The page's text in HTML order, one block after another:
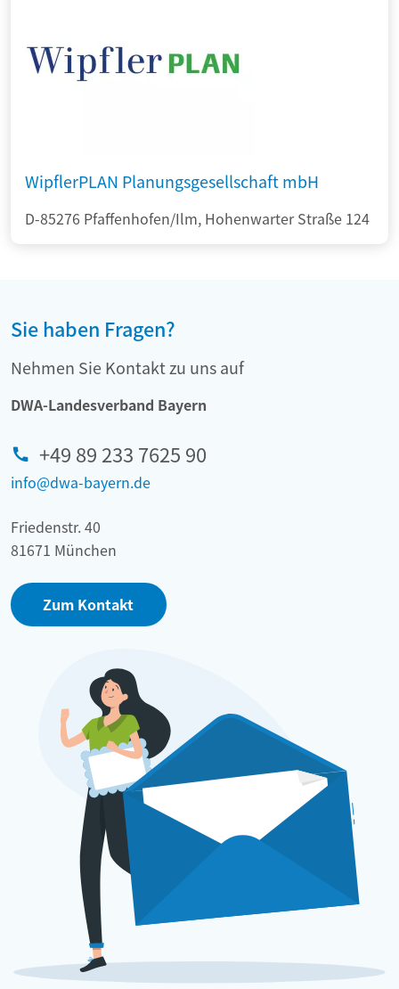
WipflerPLAN Planungsgesellschaft mbH
D-85276 Pfaffenhofen/Ilm, Hohenwarter Straße 124
Sie haben Fragen?
Nehmen Sie Kontakt zu uns auf
DWA-Landesverband Bayern
+49 89 233 7625 90
info@dwa-bayern.de
Friedenstr. 40
81671 München
Zum Kontakt